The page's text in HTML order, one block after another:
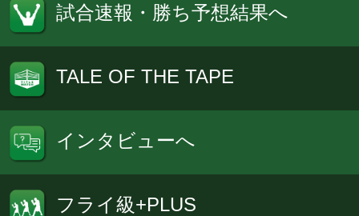
試合速報・勝ち予想結果へ
TALE OF THE TAPE
インタビューへ
フライ級+PLUS